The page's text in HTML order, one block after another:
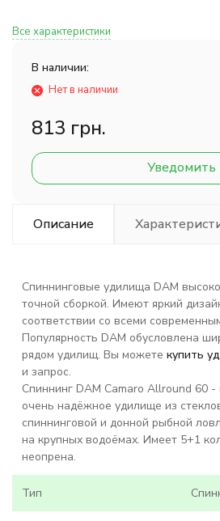
Все характеристики
В наличии:
Нет в наличии
813 грн.
Уведомить
Описание
Спиннинговые удилища DAM
точной сборкой. Имеют яркий
соответствии со всеми
Популярность DAM обусловлена
рядом удилищ. Вы можете купить
и запрос.
Спиннинг DAM Camaro Allround 60 -
очень надёжное удилище из
спиннинговой и донной рыбной
на крупных водоёмах. Имеет 5+1
неопрена.
Тип